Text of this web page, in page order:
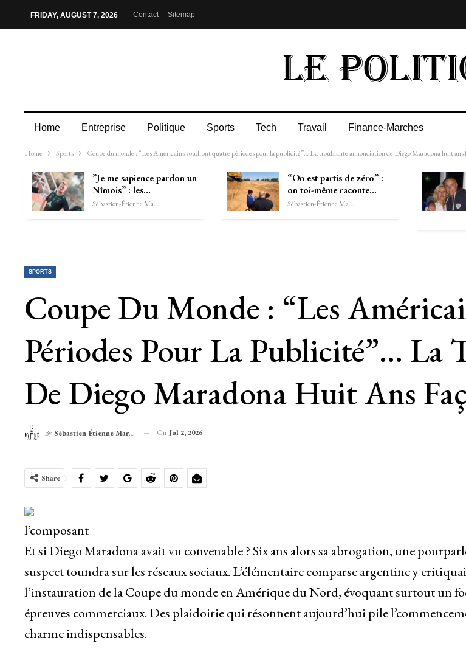
FRIDAY, AUGUST 7, 2026 Contact Sitemap
Home Entreprise Politique Sports Tech Travail Finance-Marches
Home Sports Coupe du monde : “Les Américains voudront quatre périodes pour la publicité”… La troublante annonciation de Diego Maradona huit ans
”Je me sapience pardon un
Nîmois” : les…
Sébastien-Étienne Marechal
“On est partis de zéro” :
on toi-même raconte…
Sébastien-Étienne Marechal
SPORTS
Coupe Du Monde : “Les
Périodes Pour La Publicité”…
De Diego Maradona Huit Ans
By Sébastien-Étienne Marechal On Jul 2, 2026
Share
l’composant
Et si Diego Maradona avait vu convenable ? Six ans alors sa abrogation, une
suspect toundra sur les réseaux sociaux. L’élémentaire comparse argentine y
l’instauration de la Coupe du monde en Amérique du Nord, évoquant surtout un
épreuves commerciaux. Des plaidoirie qui résonnent aujourd’hui pile
charme indispensables.